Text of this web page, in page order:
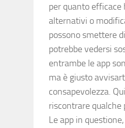
per quanto
alternativi o
possono smettere
potrebbe vedersi
entrambe le app
ma è giusto
consapevolezza.
riscontrare qualche
Le app in